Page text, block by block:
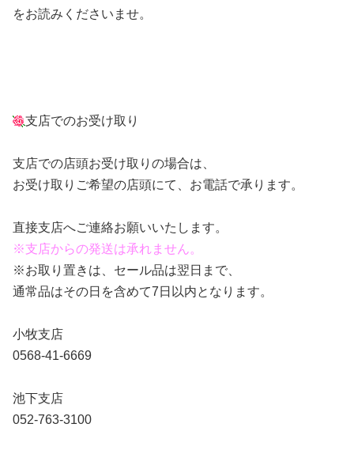
をお読みくださいませ。
支店でのお受け取り
支店での店頭お受け取りの場合は、
お受け取りご希望の店頭にて、お電話で承ります。
直接支店へご連絡お願いいたします。
※支店からの発送は承れません。
※お取り置きは、セール品は翌日まで、
通常品はその日を含めて7日以内となります。
小牧支店
0568-41-6669
池下支店
052-763-3100